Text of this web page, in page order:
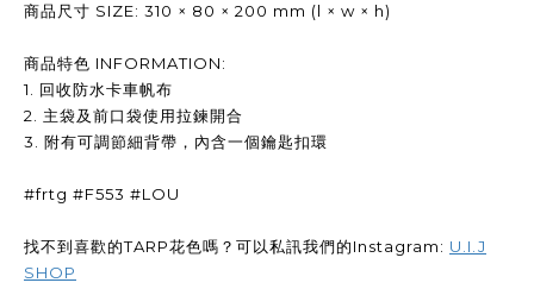
商品尺寸 SIZE: 310 × 80 × 200 mm (l × w × h)
商品特色 INFORMATION:
1. 回收防水卡車帆布
2. 主袋及前口袋使用拉鍊開合
3. 附有可調節細背帶，內含一個鑰匙扣環
#frtg #F553 #LOU
找不到喜歡的TARP花色嗎？可以私訊我們的Instagram: U.I.J
SHOP